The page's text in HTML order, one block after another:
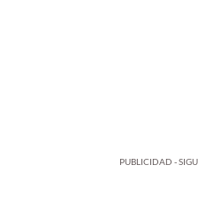
PUBLICIDAD -